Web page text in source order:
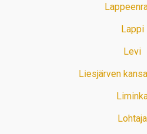
Lappi
Levi
Liesjärven
Lohtaja